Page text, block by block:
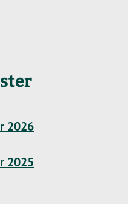
2026
2025